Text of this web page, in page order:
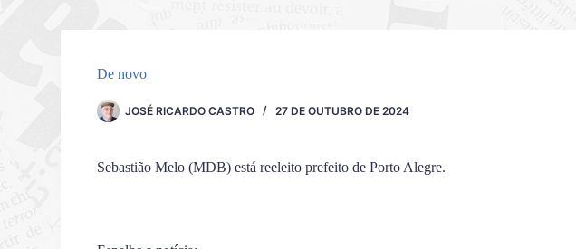
De novo
JOSÉ RICARDO CASTRO 27 DE OUTUBRO DE 2024
Sebastião Melo (MDB) está reeleito prefeito de Porto Alegre.